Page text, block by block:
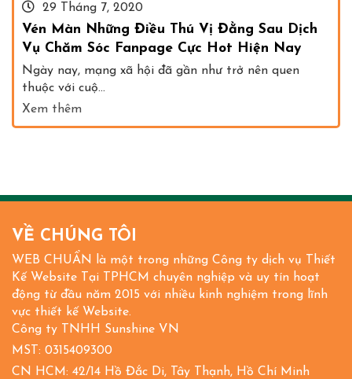
29 Tháng 7, 2020
Vén Màn Những Điều Thú Vị Đằng Sau Dịch
Vụ Chăm Sóc Fanpage Cực Hot Hiện Nay
Ngày nay, mạng xã hội đã gần như trở nên quen
thuộc với cuộ...
Xem thêm
VỀ CHÚNG TÔI
WEB CHUẨN là một trong những Công ty dịch vụ Thiết
Kế Website Tại TPHCM chuyên nghiệp và uy tín hoạt
động từ đầu năm 2015 với nhiều kinh nghiệm trong lĩnh
vực thiết kế Website.
Công ty TNHH Sunshine VN
MST: 0315409300
CN HCM: 42/14 Hồ Đắc Di, Tây Thạnh, Hồ Chí Minh